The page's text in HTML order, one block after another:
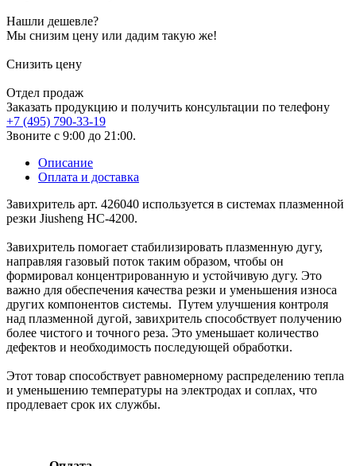
Нашли дешевле?
Мы снизим цену или дадим такую же!
Снизить цену
Отдел продаж
Заказать продукцию и получить консультации по телефону
+7 (495) 790-33-19
Звоните с 9:00 до 21:00.
Описание
Оплата и доставка
Завихритель арт. 426040 используется в системах плазменной
резки Jiusheng HC-4200.
Завихритель помогает стабилизировать плазменную дугу,
направляя газовый поток таким образом, чтобы он
формировал концентрированную и устойчивую дугу. Это
важно для обеспечения качества резки и уменьшения износа
других компонентов системы. Путем улучшения контроля
над плазменной дугой, завихритель способствует получению
более чистого и точного реза. Это уменьшает количество
дефектов и необходимость последующей обработки.
Этот товар способствует равномерному распределению тепла
и уменьшению температуры на электродах и соплах, что
продлевает срок их службы.